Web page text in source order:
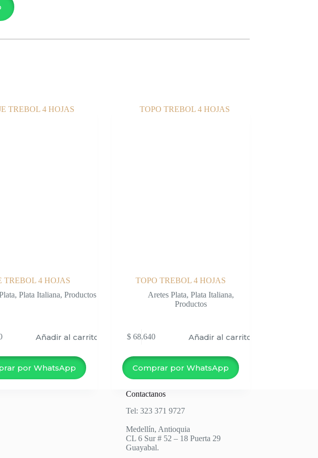
TREBOL 4 HOJAS
, Plata Italiana, Productos
Añadir al carrito
por WhatsApp
TOPO TREBOL 4 HOJAS
Aretes Plata,Plata Italiana,
Productos
$ 68.640 Añadir al carrito
Comprar por WhatsApp
Contactanos
Tel: 323 371 9727
Medellín, Antioquia
CL 6 Sur # 52 – 18 Puerta 29
Guayabal.